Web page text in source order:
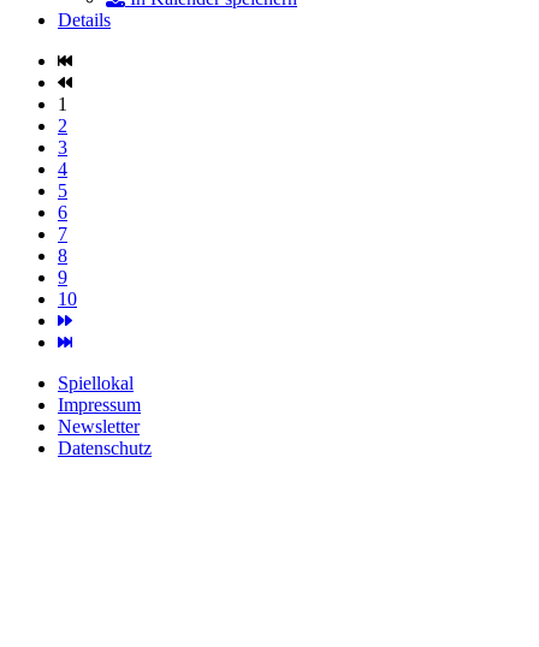
Details
1
2
3
4
5
6
7
8
9
10
Spiellokal
Impressum
Newsletter
Datenschutz